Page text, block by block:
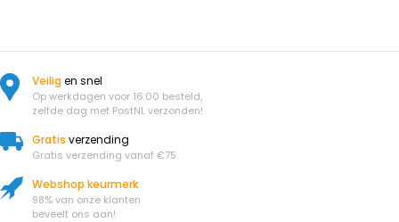
Veiligen snel
Op werkdagen voor 16:00 besteld,
zelfde dag met PostNL verzonden!
Gratis verzending
Gratis verzending vanaf €75.
Webshop keurmerk
98% van onze klanten
beveelt ons aan!